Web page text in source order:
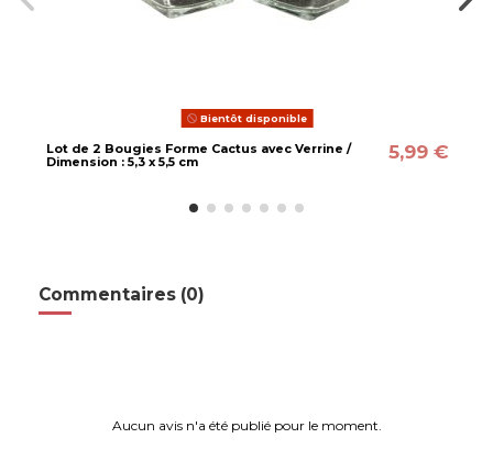
Bientôt disponible
Lot de 2 Bougies Forme Cactus avec Verrine /
Dimension : 5,3 x 5,5 cm
5,99 €
Commentaires (0)
Aucun avis n'a été publié pour le moment.